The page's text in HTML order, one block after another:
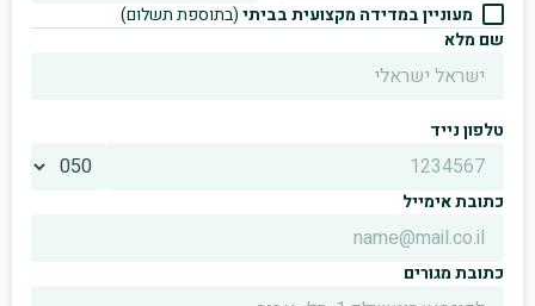
מעוניין במדידה מקצועית בביתי(בתוספת תשלום)
שם מלא
טלפון נייד
כתובת אימייל
כתובת מגורים